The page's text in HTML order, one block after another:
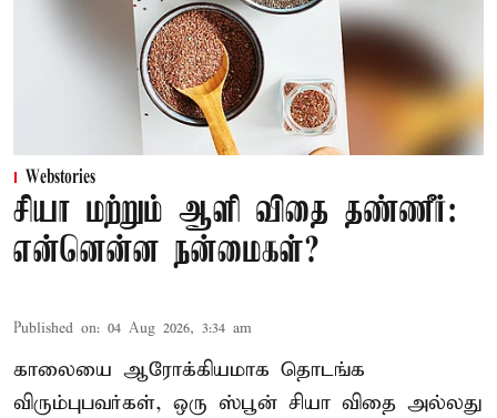
Webstories
சியா மற்றும் ஆளி விதை தண்ணீர்:
என்னென்ன நன்மைகள்?
Published on: 04 Aug 2026, 3:34 am
காலையை ஆரோக்கியமாக தொடங்க
விரும்புபவர்கள், ஒரு ஸ்பூன் சியா விதை அல்லது